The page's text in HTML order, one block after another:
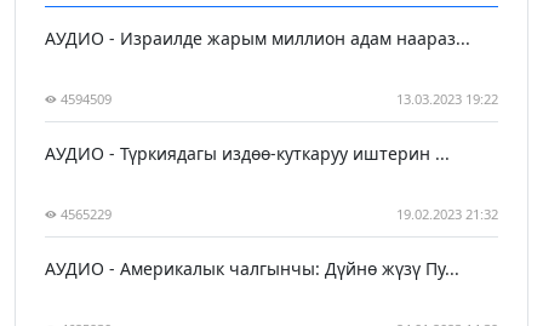
АУДИО - Израилде жарым миллион адам наараз...
4594509 13.03.2023 19:22
АУДИО - Түркиядагы издөө-куткаруу иштерин ...
4565229 19.02.2023 21:32
АУДИО - Америкалык чалгынчы: Дүйнө жүзү Пу...